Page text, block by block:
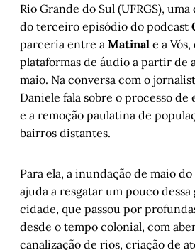
Rio Grande do Sul (UFRGS),
do terceiro episódio do podcast
parceria entre a Matinal e a
plataformas de áudio a partir de
maio. Na conversa com o
Daniele fala sobre o processo de
e a remoção paulatina de
bairros distantes.
Para ela, a inundação de maio do
ajuda a resgatar um pouco
cidade, que passou por
desde o tempo colonial, com
canalização de rios, criação de